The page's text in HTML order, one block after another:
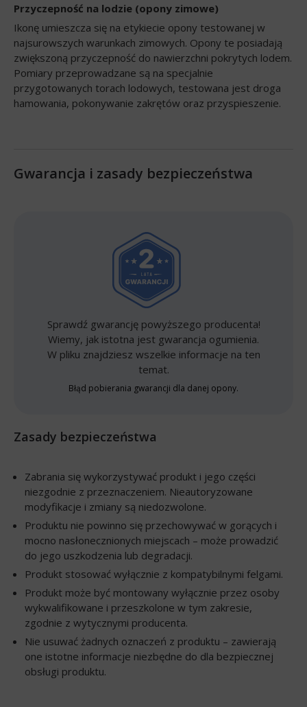
Przyczepność na lodzie (opony zimowe)
Ikonę umieszcza się na etykiecie opony testowanej w
najsurowszych warunkach zimowych. Opony te posiadają
zwiększoną przyczepność do nawierzchni pokrytych lodem.
Pomiary przeprowadzane są na specjalnie
przygotowanych torach lodowych, testowana jest droga
hamowania, pokonywanie zakrętów oraz przyspieszenie.
Gwarancja i zasady bezpieczeństwa
Sprawdź gwarancję powyższego producenta!
Wiemy, jak istotna jest gwarancja ogumienia.
W pliku znajdziesz wszelkie informacje na ten
temat.
Błąd pobierania gwarancji dla danej opony.
Zasady bezpieczeństwa
Zabrania się wykorzystywać produkt i jego części
niezgodnie z przeznaczeniem. Nieautoryzowane
modyfikacje i zmiany są niedozwolone.
Produktu nie powinno się przechowywać w gorących i
mocno nasłonecznionych miejscach – może prowadzić
do jego uszkodzenia lub degradacji.
Produkt stosować wyłącznie z kompatybilnymi felgami.
Produkt może być montowany wyłącznie przez osoby
wykwalifikowane i przeszkolone w tym zakresie,
zgodnie z wytycznymi producenta.
Nie usuwać żadnych oznaczeń z produktu – zawierają
one istotne informacje niezbędne do dla bezpiecznej
obsługi produktu.